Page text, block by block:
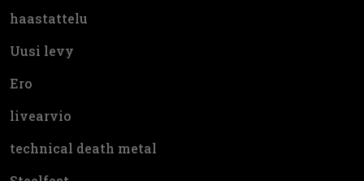
haastattelu
Uusi levy
Ero
livearvio
technical death metal